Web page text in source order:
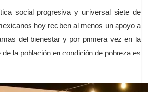
social progresiva y universal siete de
hoy reciben al menos un apoyo a
del bienestar y por primera vez en la
de la población en condición de pobreza es